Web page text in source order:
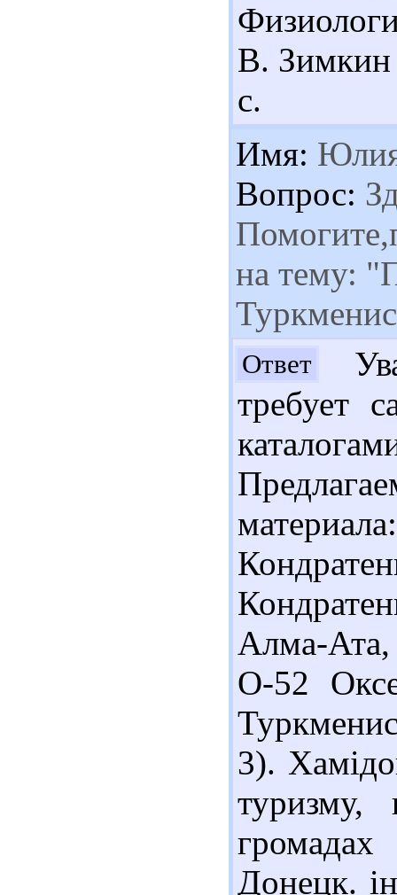
В.
с.
Имя:
Вопрос:
на тему:
Ответ
требует
Алма-
О-52
3).
туризму,
Донецк.